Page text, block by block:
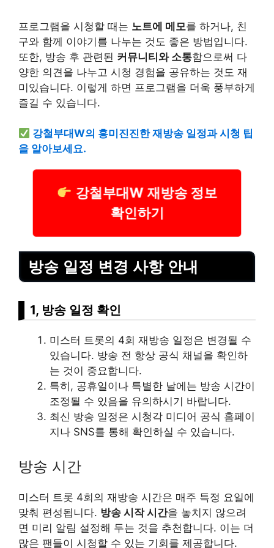
프로그램을 시청할 때는 노트에 메모를 하거나, 친
구와 함께 이야기를 나누는 것도 좋은 방법입니다.
또한, 방송 후 관련된 커뮤니티와 소통함으로써 다
양한 의견을 나누고 시청 경험을 공유하는 것도 재
미있습니다. 이렇게 하면 프로그램을 더욱 풍부하게
즐길 수 있습니다.
강철부대W의 흥미진진한 재방송 일정과 시청 팁
을 알아보세요.
강철부대W 재방송 정보
확인하기
방송 일정 변경 사항 안내
1, 방송 일정 확인
미스터 트롯의 4회 재방송 일정은 변경될 수
있습니다. 방송 전 항상 공식 채널을 확인하
는 것이 중요합니다.
특히, 공휴일이나 특별한 날에는 방송 시간이
조정될 수 있음을 유의하시기 바랍니다.
최신 방송 일정은 시청각 미디어 공식 홈페이
지나 SNS를 통해 확인하실 수 있습니다.
방송 시간
미스터 트롯 4회의 재방송 시간은 매주 특정 요일에
맞춰 편성됩니다. 방송 시작 시간을 놓치지 않으려
면 미리 알림 설정해 두는 것을 추천합니다. 이는 더
많은 팬들이 시청할 수 있는 기회를 제공합니다.